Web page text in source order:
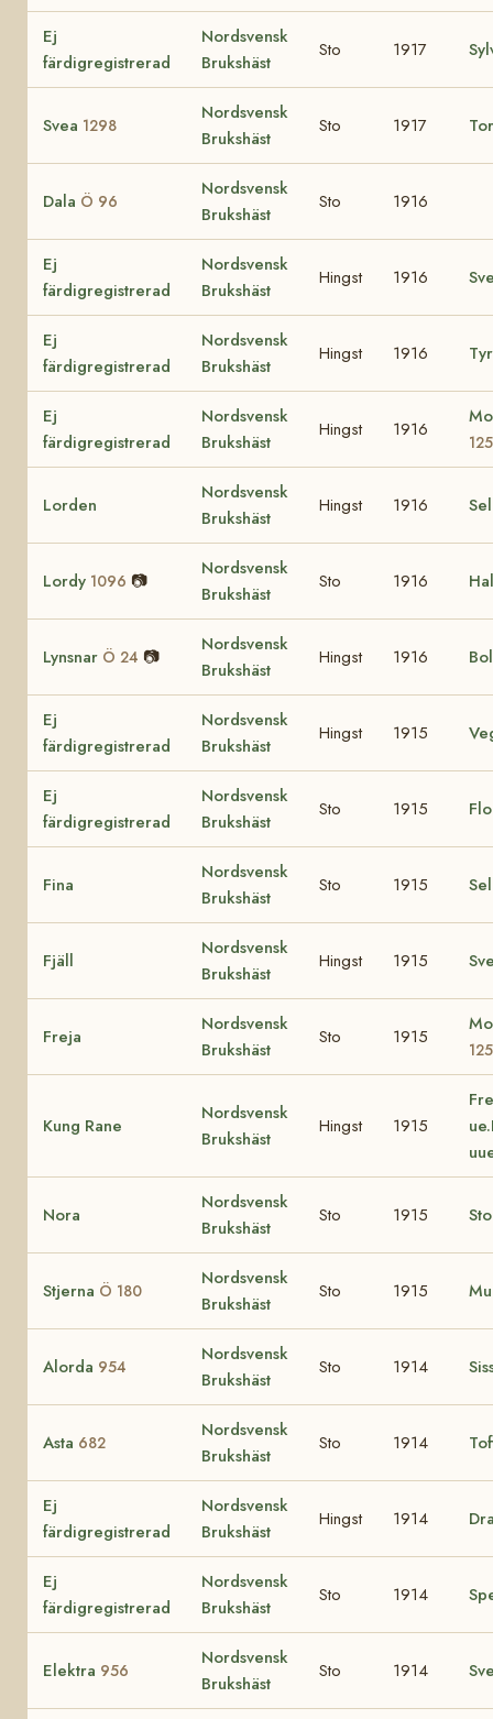
Ej
färdigregistrerad
Nordsvensk
Brukshäst
Sto 1917
Svea 1298
Nordsvensk
Brukshäst
Sto 1917
Dala Ö 96
Nordsvensk
Brukshäst
Sto 1916
Ej
färdigregistrerad
Nordsvensk
Brukshäst
Hingst 1916
Ej
färdigregistrerad
Nordsvensk
Brukshäst
Hingst 1916
Ej
färdigregistrerad
Nordsvensk
Brukshäst
Hingst 1916
125
Lorden
Nordsvensk
Brukshäst
Hingst 1916
Lordy 1096 📷
Nordsvensk
Brukshäst
Sto 1916
Lynsnar Ö 24 📷
Nordsvensk
Brukshäst
Hingst 1916
Ej
färdigregistrerad
Nordsvensk
Brukshäst
Hingst 1915
Ej
färdigregistrerad
Nordsvensk
Brukshäst
Sto 1915
Fina
Nordsvensk
Brukshäst
Sto 1915
Fjäll
Nordsvensk
Brukshäst
Hingst 1915
Freja
Nordsvensk
Brukshäst
Sto 1915
125
Kung Rane
Nordsvensk
Brukshäst
Hingst 1915
Nora
Nordsvensk
Brukshäst
Sto 1915
Stjerna Ö 180
Nordsvensk
Brukshäst
Sto 1915
Alorda 954
Nordsvensk
Brukshäst
Sto 1914
Asta 682
Nordsvensk
Brukshäst
Sto 1914
Ej
färdigregistrerad
Nordsvensk
Brukshäst
Hingst 1914
Ej
färdigregistrerad
Nordsvensk
Brukshäst
Sto 1914
Elektra 956
Nordsvensk
Brukshäst
Sto 1914